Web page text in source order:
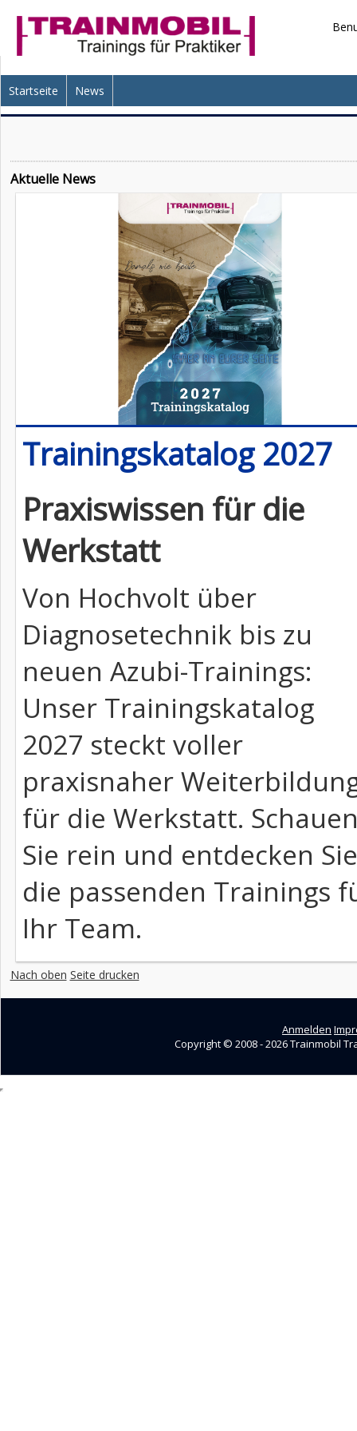
Startseite News
Aktuelle News
Trainingskatalog 2027
Praxiswissen für die
Werkstatt
Von Hochvolt über
Diagnosetechnik bis zu
neuen Azubi-Trainings:
Unser Trainingskatalog
2027 steckt voller
praxisnaher
für die Werkstatt.
Sie rein und entdecken Sie
die passenden Trainings
Ihr Team.
Nach oben Seite drucken
Anmelden
Copyright © 2008 - 2026 Trainmobil